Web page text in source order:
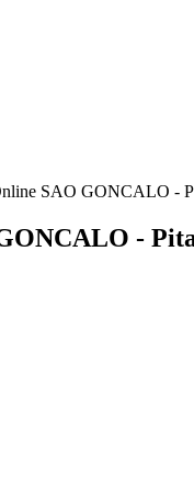
SAO GONCALO -
-